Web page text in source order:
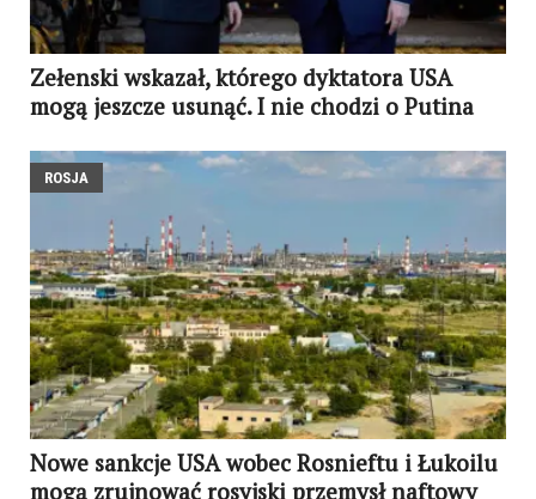
Zełenski wskazał, którego dyktatora USA
mogą jeszcze usunąć. I nie chodzi o Putina
ROSJA
Nowe sankcje USA wobec Rosnieftu i Łukoilu
mogą zrujnować rosyjski przemysł naftowy